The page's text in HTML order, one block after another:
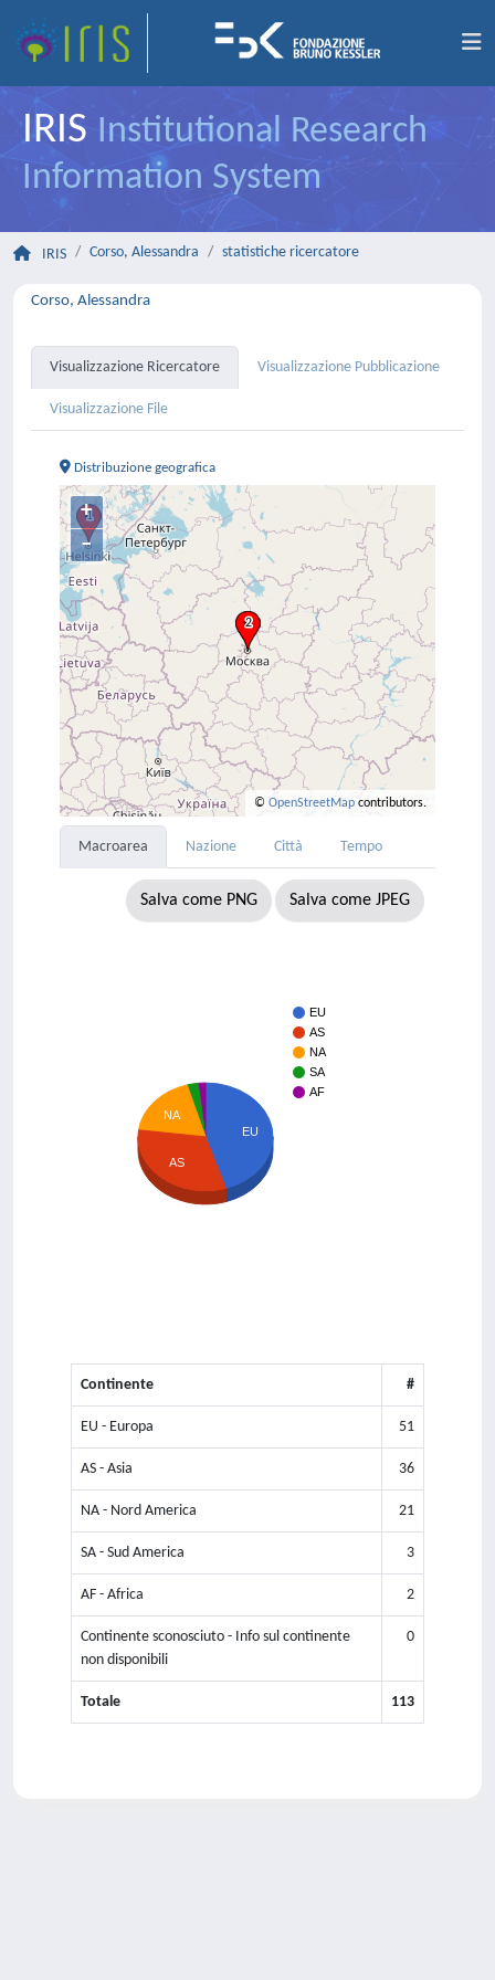
IRIS Institutional Research
Information System
IRIS Corso, Alessandra statistiche ricercatore
Corso, Alessandra
Visualizzazione Ricercatore Visualizzazione Pubblicazione
Visualizzazione File
Distribuzione geografica
+
–
© OpenStreetMap contributors.
Macroarea Nazione Città Tempo
Salva come PNG Salva come JPEG
EU
AS
NA
SA
AF
EU
NA
AS
Continente #
EU - Europa 51
AS - Asia 36
NA - Nord America 21
SA - Sud America 3
AF - Africa 2
Continente sconosciuto - Info sul continente
non disponibili
0
Totale 113